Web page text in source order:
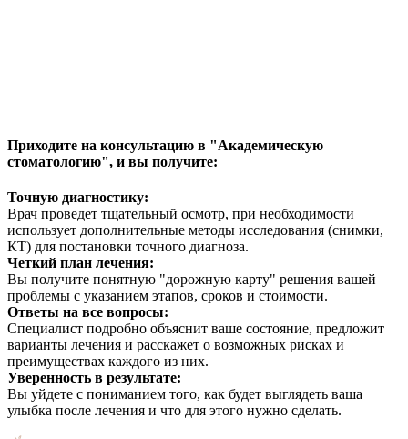
Приходите на консультацию в "Академическую
стоматологию", и вы получите:
Точную диагностику:
Врач проведет тщательный осмотр, при необходимости
использует дополнительные методы исследования (снимки,
КТ) для постановки точного диагноза.
Четкий план лечения:
Вы получите понятную "дорожную карту" решения вашей
проблемы с указанием этапов, сроков и стоимости.
Ответы на все вопросы:
Специалист подробно объяснит ваше состояние, предложит
варианты лечения и расскажет о возможных рисках и
преимуществах каждого из них.
Уверенность в результате:
Вы уйдете с пониманием того, как будет выглядеть ваша
улыбка после лечения и что для этого нужно сделать.